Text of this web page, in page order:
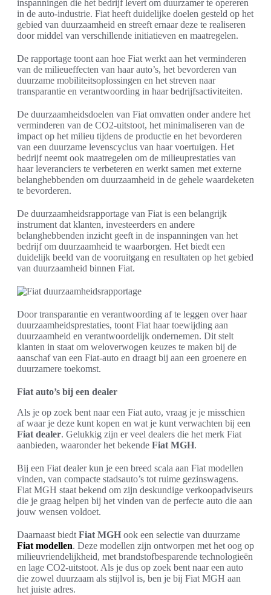
inspanningen die het bedrijf levert om duurzamer te opereren
in de auto-industrie. Fiat heeft duidelijke doelen gesteld op het
gebied van duurzaamheid en streeft ernaar deze te realiseren
door middel van verschillende initiatieven en maatregelen.
De rapportage toont aan hoe Fiat werkt aan het verminderen
van de milieueffecten van haar auto’s, het bevorderen van
duurzame mobiliteitsoplossingen en het streven naar
transparantie en verantwoording in haar bedrijfsactiviteiten.
De duurzaamheidsdoelen van Fiat omvatten onder andere het
verminderen van de CO2-uitstoot, het minimaliseren van de
impact op het milieu tijdens de productie en het bevorderen
van een duurzame levenscyclus van haar voertuigen. Het
bedrijf neemt ook maatregelen om de milieuprestaties van
haar leveranciers te verbeteren en werkt samen met externe
belanghebbenden om duurzaamheid in de gehele waardeketen
te bevorderen.
De duurzaamheidsrapportage van Fiat is een belangrijk
instrument dat klanten, investeerders en andere
belanghebbenden inzicht geeft in de inspanningen van het
bedrijf om duurzaamheid te waarborgen. Het biedt een
duidelijk beeld van de vooruitgang en resultaten op het gebied
van duurzaamheid binnen Fiat.
Door transparantie en verantwoording af te leggen over haar
duurzaamheidsprestaties, toont Fiat haar toewijding aan
duurzaamheid en verantwoordelijk ondernemen. Dit stelt
klanten in staat om weloverwogen keuzes te maken bij de
aanschaf van een Fiat-auto en draagt bij aan een groenere en
duurzamere toekomst.
Fiat auto’s bij een dealer
Als je op zoek bent naar een Fiat auto, vraag je je misschien
af waar je deze kunt kopen en wat je kunt verwachten bij een
Fiat dealer. Gelukkig zijn er veel dealers die het merk Fiat
aanbieden, waaronder het bekende Fiat MGH.
Bij een Fiat dealer kun je een breed scala aan Fiat modellen
vinden, van compacte stadsauto’s tot ruime gezinswagens.
Fiat MGH staat bekend om zijn deskundige verkoopadviseurs
die je graag helpen bij het vinden van de perfecte auto die aan
jouw wensen voldoet.
Daarnaast biedt Fiat MGH ook een selectie van duurzame
Fiat modellen. Deze modellen zijn ontworpen met het oog op
milieuvriendelijkheid, met brandstofbesparende technologieën
en lage CO2-uitstoot. Als je dus op zoek bent naar een auto
die zowel duurzaam als stijlvol is, ben je bij Fiat MGH aan
het juiste adres.